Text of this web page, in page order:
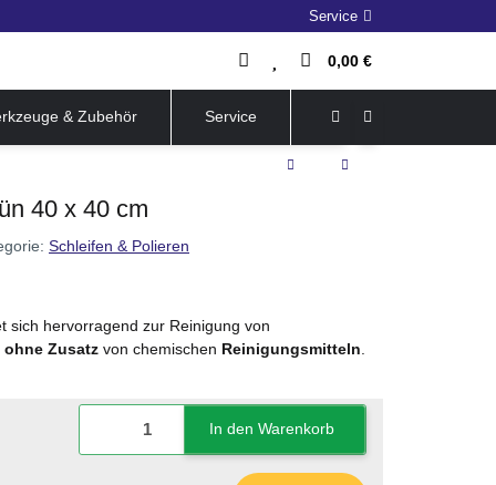
Service
0,00 €
& Zubehör Service
40 x 40 cm
Schleifen & Polieren
sich hervorragend zur Reinigung von
Zusatz von chemischen Reinigungsmitteln
In den Warenkorb